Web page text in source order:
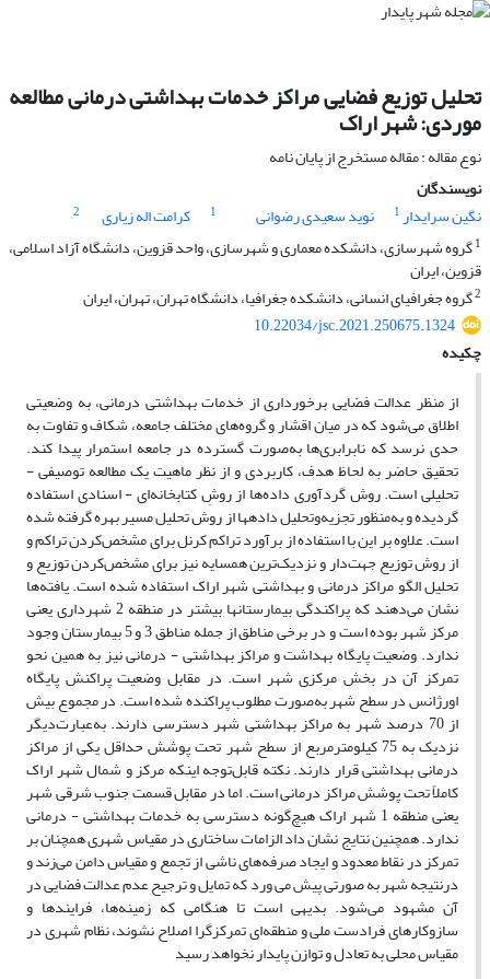
تحلیل توزیع فضایی مراکز خدمات بهداشتی درمانی مطالعه
موردی: شهر اراک
نوع مقاله : مقاله مستخرج از پایان نامه
نویسندگان
نگین سرایدار1 نوید سعیدی رضوانی 1 کرامت اله زیاری
2
1گروه شهرسازی، دانشکده معماری و شهرسازی، واحد قزوین، دانشگاه آزاد اسلامی،
قزوین، ایران
2گروه جغرافیای انسانی، دانشکده جغرافیا، دانشگاه تهران، تهران، ایران
10.22034/jsc.2021.250675.1324
چکیده
از منظر عدالت فضایی برخورداری از خدمات بهداشتی درمانی، به وضعیتی
اطلاق می‌شود که در میان اقشار و گروه‌های مختلف جامعه، شکاف و تفاوت به
حدی نرسد که نابرابری‌ها به‌صورت گسترده در جامعه استمرار پیدا کند.
تحقیق حاضر به لحاظ هدف، کاربردی و از نظر ماهیت یک مطالعه توصیفی -
تحلیلی است. روش گردآوری داده‌ها از روشِ کتابخانه‌ای - اسنادی استفاده
گردیده و به‌منظور تجزیه‌وتحلیل داده­ها از روش تحلیل مسیر بهره گرفته شده
است. علاوه بر این با استفاده از برآورد تراکم کرنل برای مشخص‌کردن تراکم و
از روش توزیع جهت‌دار و نزدیک‌ترین همسایه نیز برای مشخص‌کردن توزیع و
تحلیل الگو مراکز درمانی و بهداشتی شهر اراک استفاده شده است. یافته‌ها
نشان می‌دهند که پراکندگی بیمارستان­ها بیشتر در منطقه 2 شهرداری یعنی
مرکز شهر بوده است و در برخی مناطق از جمله مناطق 3 و 5 بیمارستان وجود
ندارد. وضعیت پایگاه بهداشت و مراکز بهداشتی - درمانی نیز به همین نحو
تمرکز آن در بخش مرکزی شهر است. در مقابل وضعیت پراکنش پایگاه
اورژانس در سطح شهر به‌صورت مطلوب پراکنده شده است. در مجموع بیش
از 70 درصد شهر به مراکز بهداشتی شهر دسترسی دارند. به‌عبارت‌دیگر
نزدیک به 75 کیلومترمربع از سطح شهر تحت پوشش حداقل یکی از مراکز
درمانی بهداشتی قرار دارند. نکته قابل‌توجه اینکه مرکز و شمال شهر اراک
کاملاً تحت پوشش مراکز درمانی است. اما در مقابل قسمت جنوب شرقی شهر
یعنی منطقه 1 شهر اراک هیچ‌گونه دسترسی به خدمات بهداشتی - درمانی
ندارد. همچنین نتایج نشان داد الزامات ساختاری در مقیاس شهری همچنان بر
تمرکز در نقاط معدود و ایجاد صرفه‌های ناشی از تجمع و مقیاس دامن می‌زند و
درنتیجه شهر به صورتی پیش می ورد که تمایل و ترجیح عدم عدالت فضایی در
آن مشهود می‌شود. بدیهی است تا هنگامی که زمینه‌ها، فرایندها و
سازوکارهای فرادست ملی و منطقه‌ای تمرکزگرا اصلاح نشوند، نظام شهری در
مقیاس محلی به تعادل و توازن پایدار نخواهد رسید